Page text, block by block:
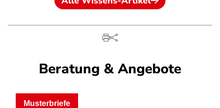
Beratung & Angebote
Musterbriefe